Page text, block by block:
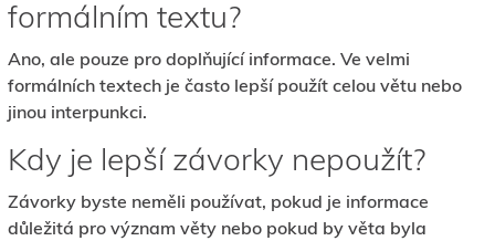
formálním textu?
Ano, ale pouze pro doplňující informace. Ve velmi
formálních textech je často lepší použít celou větu nebo
jinou interpunkci.
Kdy je lepší závorky nepoužít?
Závorky byste neměli používat, pokud je informace
důležitá pro význam věty nebo pokud by věta byla